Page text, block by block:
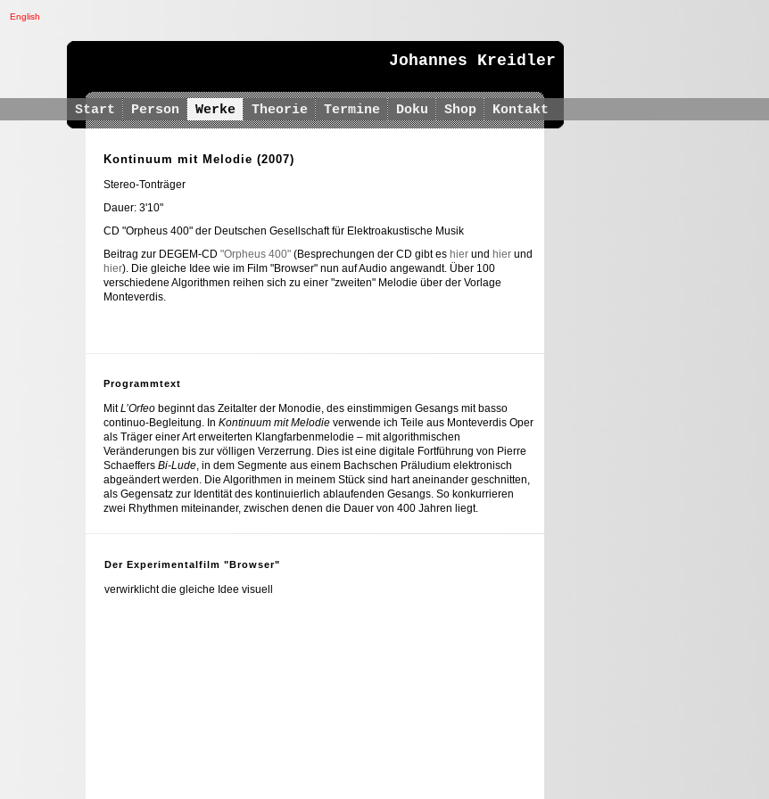
English
Johannes Kreidler
Start Person Werke Theorie Termine Doku Shop Kontakt
Kontinuum mit Melodie (2007)
Stereo-Tonträger
Dauer: 3'10"
CD "Orpheus 400" der Deutschen Gesellschaft für Elektroakustische Musik
Beitrag zur DEGEM-CD "Orpheus 400" (Besprechungen der CD gibt es hier und hier und
hier). Die gleiche Idee wie im Film "Browser" nun auf Audio angewandt. Über 100
verschiedene Algorithmen reihen sich zu einer "zweiten" Melodie über der Vorlage
Monteverdis.
Programmtext
MitL’Orfeo beginnt das Zeitalter der Monodie, des einstimmigen Gesangs mit basso
continuo-Begleitung. In Kontinuum mit Melodie verwende ich Teile aus Monteverdis Oper
als Träger einer Art erweiterten Klangfarbenmelodie – mit algorithmischen
Veränderungen bis zur völligen Verzerrung. Dies ist eine digitale Fortführung von Pierre
Schaeffers Bi-Lude, in dem Segmente aus einem Bachschen Präludium elektronisch
abgeändert werden. Die Algorithmen in meinem Stück sind hart aneinander geschnitten,
als Gegensatz zur Identität des kontinuierlich ablaufenden Gesangs. So konkurrieren
zwei Rhythmen miteinander, zwischen denen die Dauer von 400 Jahren liegt.
Der Experimentalfilm "Browser"
verwirklicht die gleiche Idee visuell